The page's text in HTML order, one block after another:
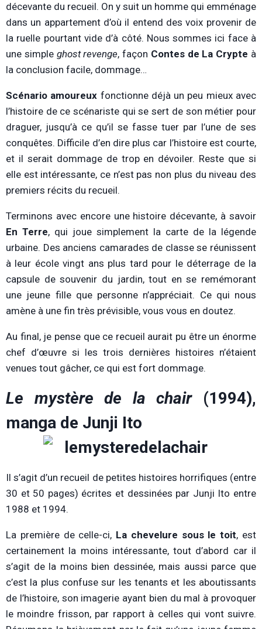
décevante du recueil. On y suit un homme qui emménage
dans un appartement d’où il entend des voix provenir de
la ruelle pourtant vide d’à côté. Nous sommes ici face à
une simple ghost revenge, façon Contes de La Crypte à
la conclusion facile, dommage…
Scénario amoureux fonctionne déjà un peu mieux avec
l’histoire de ce scénariste qui se sert de son métier pour
draguer, jusqu’à ce qu’il se fasse tuer par l’une de ses
conquêtes. Difficile d’en dire plus car l’histoire est courte,
et il serait dommage de trop en dévoiler. Reste que si
elle est intéressante, ce n’est pas non plus du niveau des
premiers récits du recueil.
Terminons avec encore une histoire décevante, à savoir
En Terre, qui joue simplement la carte de la légende
urbaine. Des anciens camarades de classe se réunissent
à leur école vingt ans plus tard pour le déterrage de la
capsule de souvenir du jardin, tout en se remémorant
une jeune fille que personne n’appréciait. Ce qui nous
amène à une fin très prévisible, vous vous en doutez.
Au final, je pense que ce recueil aurait pu être un énorme
chef d’œuvre si les trois dernières histoires n’étaient
venues tout gâcher, ce qui est fort dommage.
Le mystère de la chair(1994),
manga de Junji Ito
Il s’agit d’un recueil de petites histoires horrifiques (entre
30 et 50 pages) écrites et dessinées par Junji Ito entre
1988 et 1994.
La première de celle-ci, La chevelure sous le toit, est
certainement la moins intéressante, tout d’abord car il
s’agit de la moins bien dessinée, mais aussi parce que
c’est la plus confuse sur les tenants et les aboutissants
de l’histoire, son imagerie ayant bien du mal à provoquer
le moindre frisson, par rapport à celles qui vont suivre.